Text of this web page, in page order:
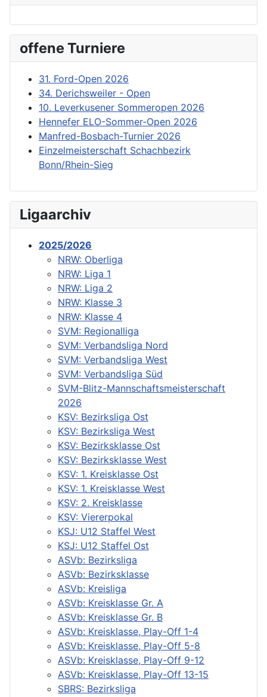
offene Turniere
31. Ford-Open 2026
34. Derichsweiler - Open
10. Leverkusener Sommeropen 2026
Hennefer ELO-Sommer-Open 2026
Manfred-Bosbach-Turnier 2026
Einzelmeisterschaft Schachbezirk
Bonn/Rhein-Sieg
Ligaarchiv
2025/2026
NRW: Oberliga
NRW: Liga 1
NRW: Liga 2
NRW: Klasse 3
NRW: Klasse 4
SVM: Regionalliga
SVM: Verbandsliga Nord
SVM: Verbandsliga West
SVM: Verbandsliga Süd
SVM-Blitz-Mannschaftsmeisterschaft
2026
KSV: Bezirksliga Ost
KSV: Bezirksliga West
KSV: Bezirksklasse Ost
KSV: Bezirksklasse West
KSV: 1. Kreisklasse Ost
KSV: 1. Kreisklasse West
KSV: 2. Kreisklasse
KSV: Viererpokal
KSJ: U12 Staffel West
KSJ: U12 Staffel Ost
ASVb: Bezirksliga
ASVb: Bezirksklasse
ASVb: Kreisliga
ASVb: Kreisklasse Gr. A
ASVb: Kreisklasse Gr. B
ASVb: Kreisklasse, Play-Off 1-4
ASVb: Kreisklasse, Play-Off 5-8
ASVb: Kreisklasse, Play-Off 9-12
ASVb: Kreisklasse, Play-Off 13-15
SBRS: Bezirksliga